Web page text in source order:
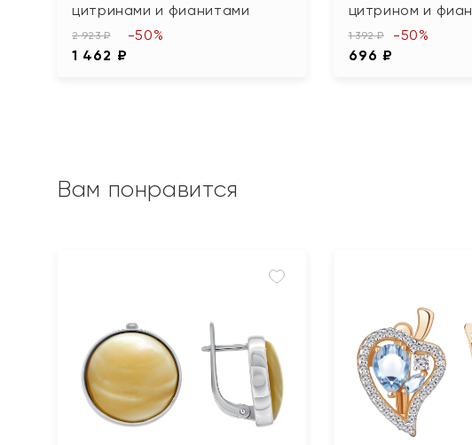
цитринами и фианитами
2 923 ₽
1 462 ₽
-50%
цитрином и
1 392 ₽
696 ₽
-50%
Вам понравится